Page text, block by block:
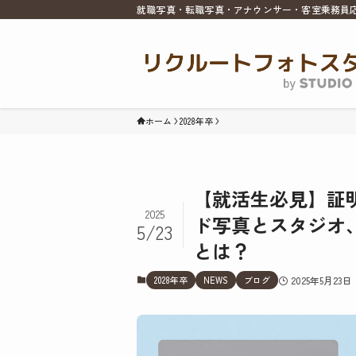
就職写真・転職写真・アナウンサー・客室乗務員
ホーム 2028年卒
【就活生必見】
ド写真とスタジ
とは？
2025
5/23
2028年卒 NEWS ブログ 2025年5月23日